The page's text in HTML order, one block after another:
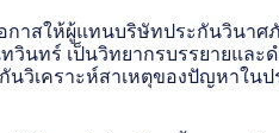
าสให้ผู้แทนบริษัทประกันวินา
นทร์ เป็นวิทยากรบรรยายและ
นวิเคราะห์สาเหตุของปัญหาใ